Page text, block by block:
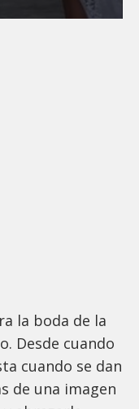
la boda de la
Desde cuando
cuando se dan
de una imagen